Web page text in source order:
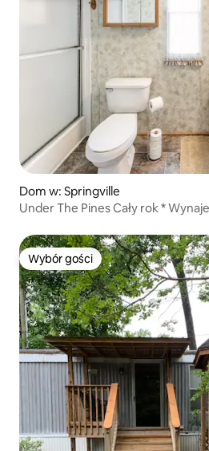
Dom w: Springville
Under The Pines Cały rok *
Wybór gości
Wybór gości